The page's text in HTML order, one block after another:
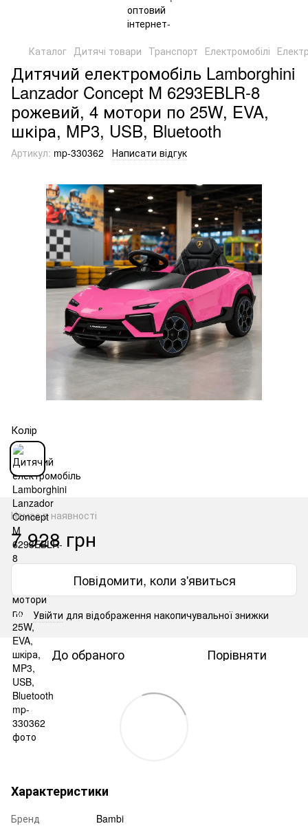
Каталог Дитячі товари Транспорт Електромобілі
Дитячий електромобіль Lamborghini
Lanzador Concept M 6293EBLR-8
рожевий, 4 мотори по 25W, EVA,
шкіра, MP3, USB, Bluetooth
Артикул: mp-330362 Написати відгук
Колір
Немає в наявності
7 928 грн
Повідомити, коли з'явиться
% Увійти для відображення накопичувальної знижки
До обраного Порівняти
Характеристики
Бренд
Bambi